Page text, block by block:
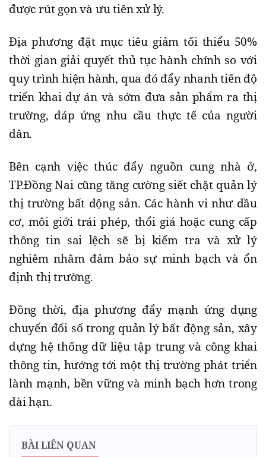
được rút gọn và ưu tiên xử lý.
Địa phương đặt mục tiêu giảm tối thiểu 50%
thời gian giải quyết thủ tục hành chính so với
quy trình hiện hành, qua đó đẩy nhanh tiến độ
triển khai dự án và sớm đưa sản phẩm ra thị
trường, đáp ứng nhu cầu thực tế của người
dân.
Bên cạnh việc thúc đẩy nguồn cung nhà ở,
TP.Đồng Nai cũng tăng cường siết chặt quản lý
thị trường bất động sản. Các hành vi như đầu
cơ, môi giới trái phép, thổi giá hoặc cung cấp
thông tin sai lệch sẽ bị kiểm tra và xử lý
nghiêm nhằm đảm bảo sự minh bạch và ổn
định thị trường.
Đồng thời, địa phương đẩy mạnh ứng dụng
chuyển đổi số trong quản lý bất động sản, xây
dựng hệ thống dữ liệu tập trung và công khai
thông tin, hướng tới một thị trường phát triển
lành mạnh, bền vững và minh bạch hơn trong
dài hạn.
BÀI LIÊN QUAN